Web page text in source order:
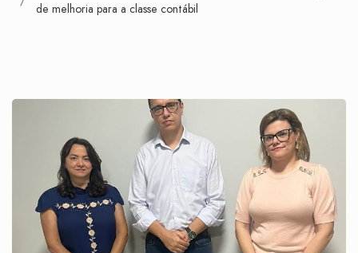
de melhoria para a classe contábil